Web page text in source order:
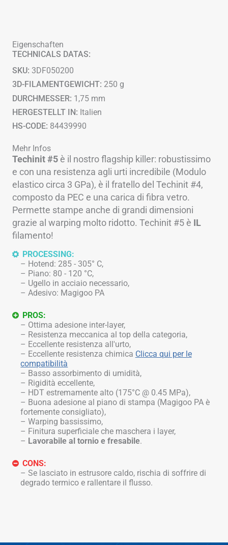
250
Spule
Menge
Eigenschaften
TECHNICALS DATAS:
SKU: 3DF050200
3D-FILAMENTGEWICHT: 250 g
DURCHMESSER: 1,75 mm
HERGESTELLT IN: Italien
HS-CODE: 84439990
Mehr Infos
Techinit #5 è il nostro flagship killer: robustissimo
e con una resistenza agli urti incredibile (Modulo
elastico circa 3 GPa), è il fratello del Techinit #4,
composto da PEC e una carica di fibra vetro.
Permette stampe anche di grandi dimensioni
grazie al warping molto ridotto. Techinit #5 è IL
filamento!
PROCESSING:
Hotend: 285 - 305° C,
Piano: 80 - 120 °C,
Ugello in acciaio necessario,
Adesivo: Magigoo PA
PROS:
Ottima adesione inter-layer,
Resistenza meccanica al top della categoria,
Eccellente resistenza all'urto,
Eccellente resistenza chimica Clicca qui per le
compatibilità
Basso assorbimento di umidità,
Rigidità eccellente,
HDT estremamente alto (175°C @ 0.45 MPa),
Buona adesione al piano di stampa (Magigoo PA è
fortemente consigliato),
Warping bassissimo,
Finitura superficiale che maschera i layer,
Lavorabile al tornio e fresabile.
CONS:
Se lasciato in estrusore caldo, rischia di soffrire di
degrado termico e rallentare il flusso.